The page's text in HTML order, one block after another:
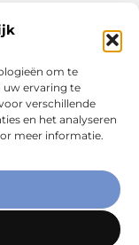
om te
uw ervaring te
verschillende
en het analyseren
meer informatie.